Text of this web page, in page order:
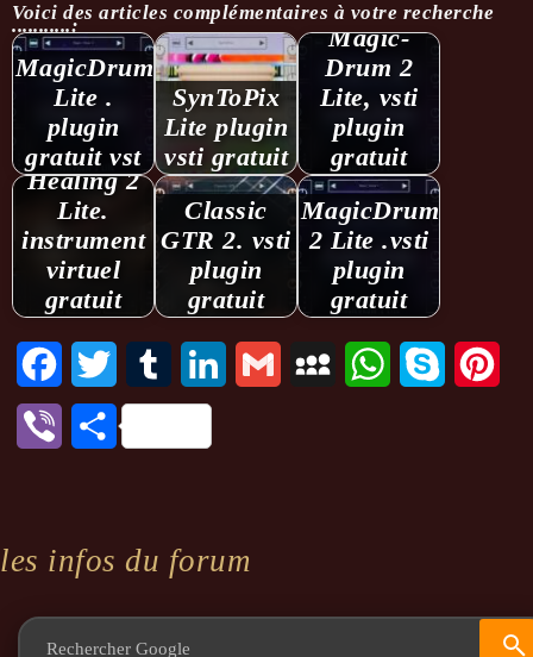
Voici des articles complémentaires à votre recherche
...........:
MagicDrum
Lite .
plugin
gratuit vst
SynToPix
Lite plugin
vsti gratuit
Magic­
Drum 2
Lite, vsti
plugin
gratuit
Healing 2
Lite.
instrument
virtuel
gratuit
Classic
GTR 2. vsti
plugin
gratuit
MagicDrum
2 Lite .vsti
plugin
gratuit
FacebookTwitter Tumblr LinkedInGmail MySpaceWhatsAppSkype
Viber Partager
les infos du forum